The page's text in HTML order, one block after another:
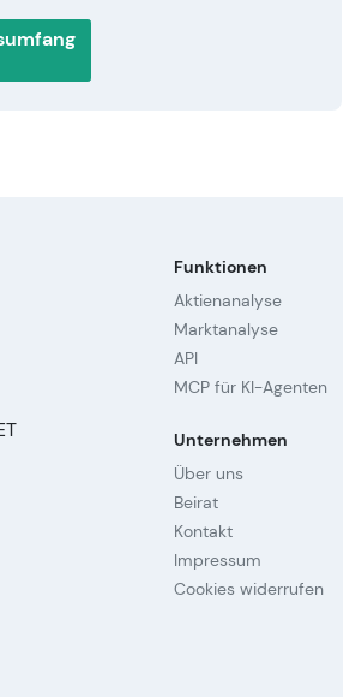
Funktionen
Aktienanalyse
Marktanalyse
API
MCP für KI-Agenten
Unternehmen
Über uns
Beirat
Kontakt
Impressum
Cookies widerrufen